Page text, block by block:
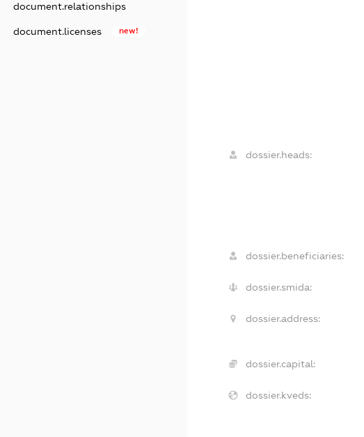
document.relationships
document.licenses new!
dossier.heads:
dossier.beneficiaries:
dossier.smida:
dossier.address:
dossier.capital:
dossier.kveds: